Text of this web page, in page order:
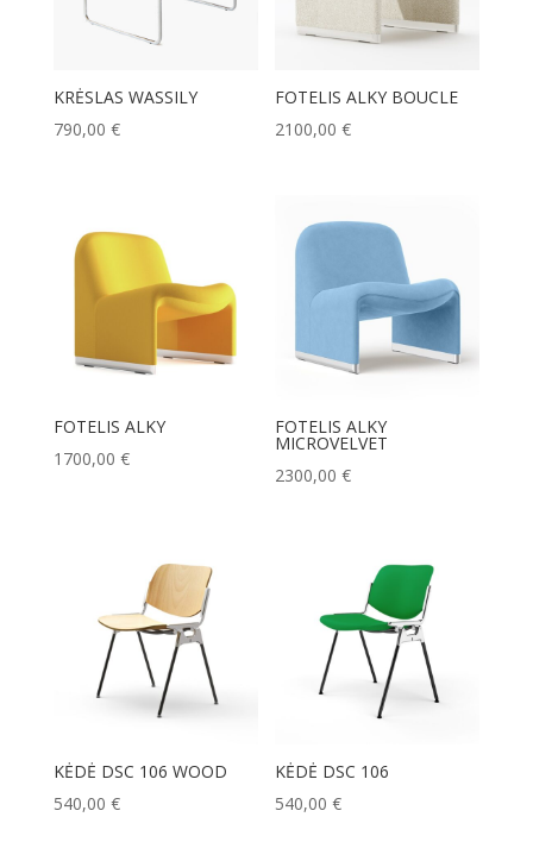
KRĖSLAS WASSILY
790,00 €
FOTELIS ALKY BOUCLE
2100,00€
FOTELIS ALKY
1700,00 €
FOTELIS ALKY
MICROVELVET
2300,00€
KĖDĖ DSC 106 WOOD
540,00 €
KĖDĖ DSC 106
540,00€